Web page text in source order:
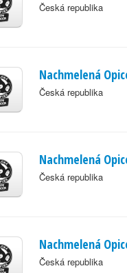
Česká republika
Nachmelená
Česká republika
Nachmelená
Česká republika
Nachmelená
Česká republika